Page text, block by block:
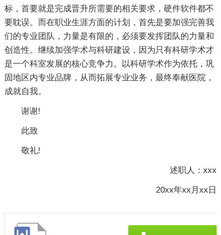
标，首要就是完成晋升所需要的相关要求，硬件软件都不
要耽误。而在职业生涯方面的计划，首先是要加强完善我
们的专业团队，力量是有限的，必须要发挥团队的力量和
创造性。继续加强学术与科研建设，因为只有科研学术才
是一个科室发展的核心竞争力。以科研学术作为依托，巩
固地区内专业品牌，从而拓展专业业务，最终奉献医院，
成就自我。
谢谢!
此致
敬礼!
述职人：xxx
20xx年xx月xx日